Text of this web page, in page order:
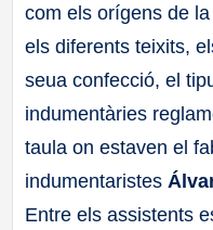
com els orígens de
els diferents teixits,
seua confecció, el
indumentàries
taula on estaven el
indumentaristes
Entre els assistents